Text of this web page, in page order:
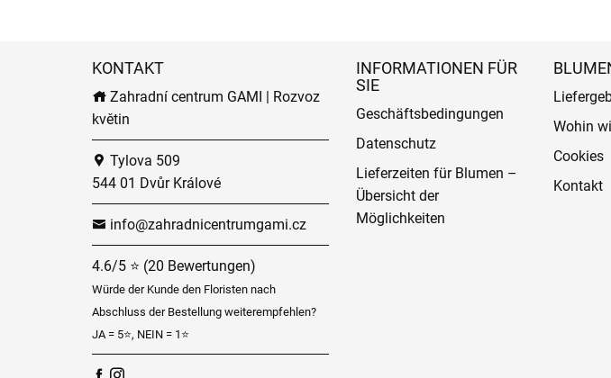
KONTAKT
Zahradní centrum GAMI | Rozvoz
květin
Tylova 509
544 01 Dvůr Králové
info@zahradnicentrumgami.cz
4.6/5 ⭐ (20 Bewertungen)
Würde der Kunde den Floristen nach
Abschluss der Bestellung weiterempfehlen?
JA = 5⭐, NEIN = 1⭐
INFORMATIONEN FÜR
SIE
Geschäftsbedingungen
Datenschutz
Lieferzeiten für Blumen –
Übersicht der
Möglichkeiten
Wohin
Cookies
Kontakt